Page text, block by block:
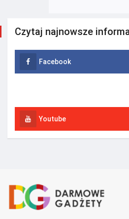
Czytaj najnowsze
Facebook
Youtube